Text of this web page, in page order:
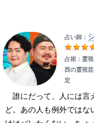
占い師：
占術：霊
西の霊視
定
誰にだって、人には言
ど。あの人も例外ではな